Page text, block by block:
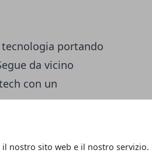
nostro sito web e il nostro servizio.
portando
da vicino
con un